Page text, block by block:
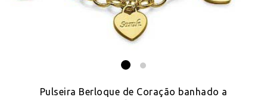
Pulseira Berloque de Coração banhado a